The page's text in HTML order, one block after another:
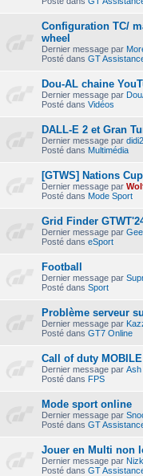
Configuration TC/
wheel
Dernier message par
Posté dans GT
Dou-AL chaine
Dernier message par
Posté dans Vidéos
DALL-E 2 et Gran
Dernier message par
Posté dans Multimédia
[GTWS] Nations
Dernier message par
Posté dans Mode Sport
Grid Finder
Dernier message par
Posté dans eSport
Football
Dernier message par
Posté dans Sport
Problème serveur
Dernier message par
Posté dans GT7 Online
Call of duty MOBILE
Dernier message par Ash
Posté dans FPS
Mode sport online
Dernier message par
Posté dans GT
Jouer en Multi non
Dernier message par
Posté dans GT